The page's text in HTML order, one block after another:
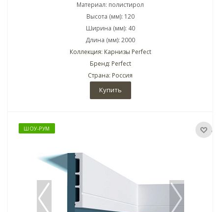
Материал: полистирол
Высота (мм): 120
Ширина (мм): 40
Длина (мм): 2000
Коллекция: Карнизы Perfect
Бренд: Perfect
Страна: Россия
Купить
ШОУ-РУМ